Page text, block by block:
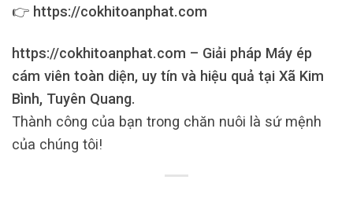
👉 https://cokhitoanphat.com
https://cokhitoanphat.com – Giải pháp Máy ép
cám viên toàn diện, uy tín và hiệu quả tại Xã Kim
Bình, Tuyên Quang.
Thành công của bạn trong chăn nuôi là sứ mệnh
của chúng tôi!